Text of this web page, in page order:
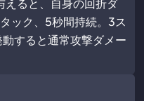
えると、自身の回折ダ
ック、5秒間持続。3ス
すると通常攻撃ダメー